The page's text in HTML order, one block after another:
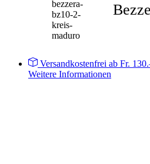
Versandkostenfrei ab Fr.
Weitere Informationen